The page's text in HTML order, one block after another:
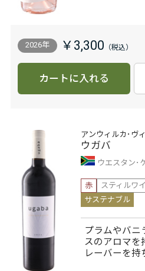
2026年 ￥3,300
カートに入れる
アンウィルカ･ヴ
ウガバ
ウエスタン･
赤
スティルワ
サステナブル
プラムやバニ
スのアロマを
レーバーを